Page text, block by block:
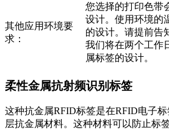
其他应用环境要
求：
您选择的打印色带
设计。使用环境的
的设计。请提前告
我们将在两个工作
属标签的设计。
柔性金属抗射频识别标签
这种抗金属RFID标签是在RFID电子
层抗金属材料。这种材料可以防止标